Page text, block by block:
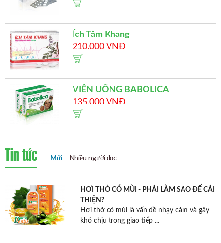
Ích Tâm Khang
210.000 VNĐ
VIÊN UỐNG BABOLICA
135.000 VNĐ
Tin tức Mới Nhiều người đọc
HƠI THỞ CÓ MÙI - PHẢI LÀM SAO ĐỂ CẢI
THIỆN?
Hơi thở có mùi là vấn đề nhạy cảm và gây
khó chịu trong giao tiếp ...